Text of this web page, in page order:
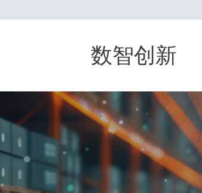
数智创新